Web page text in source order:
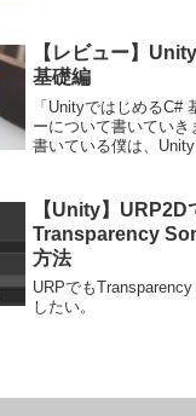
【レビュー】
基礎編
「UnityではじめるC#
ーについて書いていき
書いている僕は、Unity
【Unity】URP2D
Transparency
方法
URPでも
したい。